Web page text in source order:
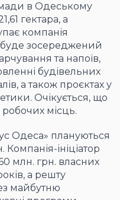
в Одеському
гектара, а
компанія
буде зосереджений
та напоїв,
будівельних
а також проєктах у
Очікується, що
робочих місць.
Одеса» плануються
Компанія-ініціатор
млн. грн. власних
а решту
майбутню